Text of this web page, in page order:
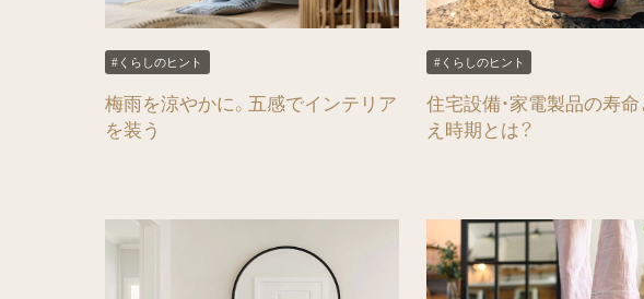
#くらしのヒント
梅雨を涼やかに。五感でインテリア
を装う
#くらしのヒント
住宅設備・家電製品の寿
え時期とは？